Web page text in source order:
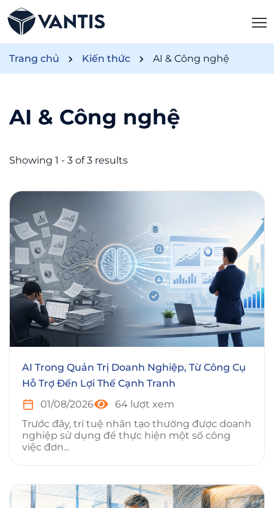
Trang chủ Kiến thức AI & Công nghệ
AI & Công nghệ
Showing 1 - 3 of 3 results
AI Trong Quản Trị Doanh Nghiệp, Từ Công Cụ
Hỗ Trợ Đến Lợi Thế Cạnh Tranh
01/08/2026
64 lượt xem
Trước đây, trí tuệ nhân tạo thường được doanh
nghiệp sử dụng để thực hiện một số công
việc đơn...